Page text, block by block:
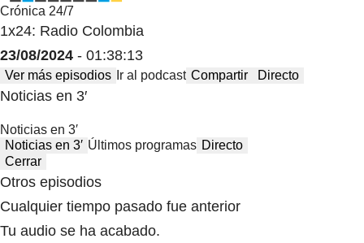
Crónica 24/7
1x24: Radio Colombia
23/08/2024 - 01:38:13
Ver más episodios Ir al podcast Compartir Directo
Noticias en 3′
Noticias en 3′
Noticias en 3′ Últimos programas Directo
Cerrar
Otros episodios
Cualquier tiempo pasado fue anterior
Tu audio se ha acabado.